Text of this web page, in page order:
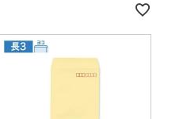
給与明細用封筒